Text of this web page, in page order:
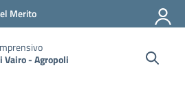
Merito
Vairo - Agropoli